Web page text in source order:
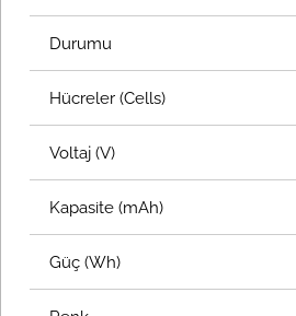
Durumu
Hücreler (Cells)
Voltaj (V)
Kapasite (mAh)
Güç (Wh)